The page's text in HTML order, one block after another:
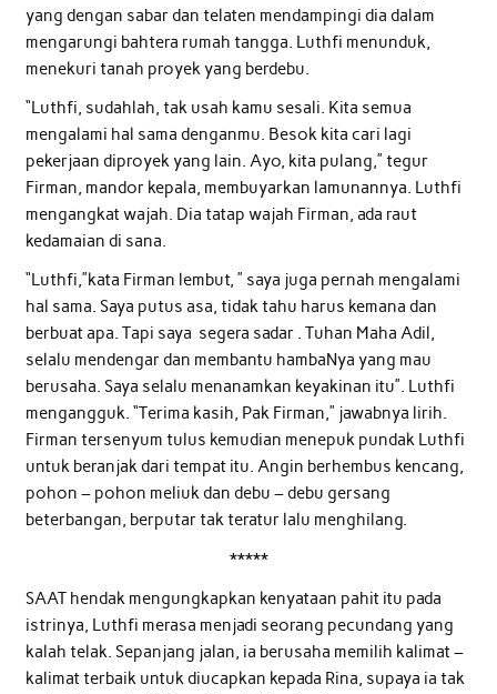
yang dengan sabar dan telaten mendampingi dia dalam
mengarungi bahtera rumah tangga. Luthfi menunduk,
menekuri tanah proyek yang berdebu.
“Luthfi, sudahlah, tak usah kamu sesali. Kita semua
mengalami hal sama denganmu. Besok kita cari lagi
pekerjaan diproyek yang lain. Ayo, kita pulang,” tegur
Firman, mandor kepala, membuyarkan lamunannya. Luthfi
mengangkat wajah. Dia tatap wajah Firman, ada raut
kedamaian di sana.
“Luthfi,”kata Firman lembut, ” saya juga pernah mengalami
hal sama. Saya putus asa, tidak tahu harus kemana dan
berbuat apa. Tapi saya segera sadar . Tuhan Maha Adil,
selalu mendengar dan membantu hambaNya yang mau
berusaha. Saya selalu menanamkan keyakinan itu”. Luthfi
mengangguk. “Terima kasih, Pak Firman,” jawabnya lirih.
Firman tersenyum tulus kemudian menepuk pundak Luthfi
untuk beranjak dari tempat itu. Angin berhembus kencang,
pohon – pohon meliuk dan debu – debu gersang
beterbangan, berputar tak teratur lalu menghilang.
*****
SAAT hendak mengungkapkan kenyataan pahit itu pada
istrinya, Luthfi merasa menjadi seorang pecundang yang
kalah telak. Sepanjang jalan, ia berusaha memilih kalimat –
kalimat terbaik untuk diucapkan kepada Rina, supaya ia tak